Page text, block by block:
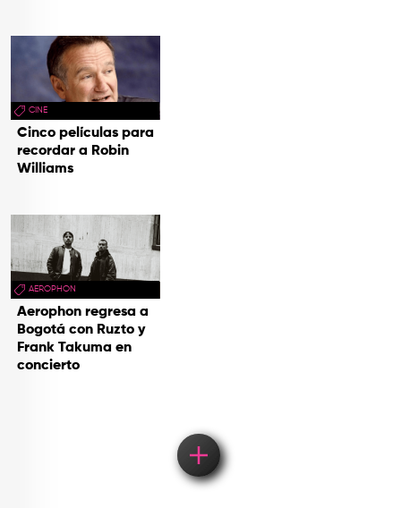
CINE
Cinco películas para
recordar a Robin
Williams
AEROPHON
Aerophon regresa a
Bogotá con Ruzto y
Frank Takuma en
concierto